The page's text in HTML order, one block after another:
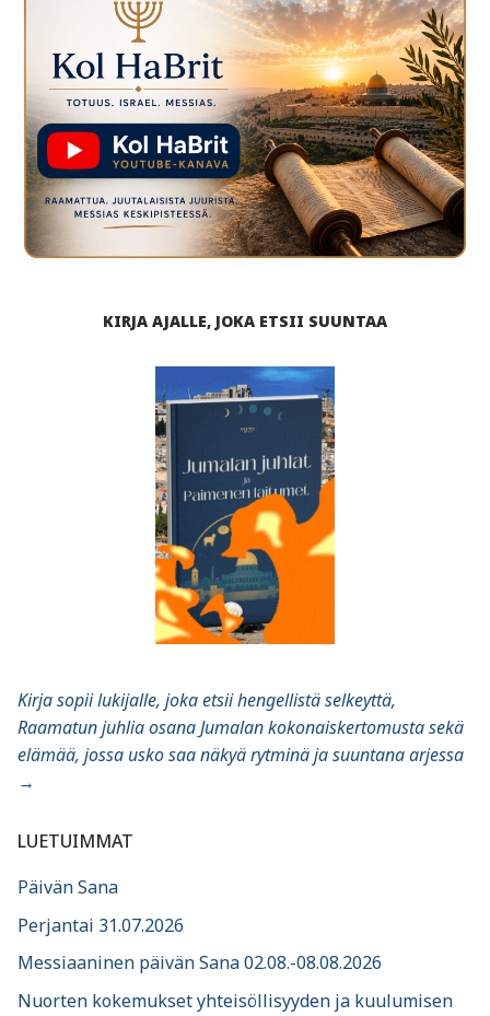
KIRJA AJALLE, JOKA ETSII SUUNTAA
Kirja sopii lukijalle, joka etsii hengellistä selkeyttä,
Raamatun juhlia osana Jumalan kokonaiskertomusta sekä
elämää, jossa usko saa näkyä rytminä ja suuntana arjessa
→
LUETUIMMAT
Päivän Sana
Perjantai 31.07.2026
Messiaaninen päivän Sana 02.08.-08.08.2026
Nuorten kokemukset yhteisöllisyyden ja kuulumisen